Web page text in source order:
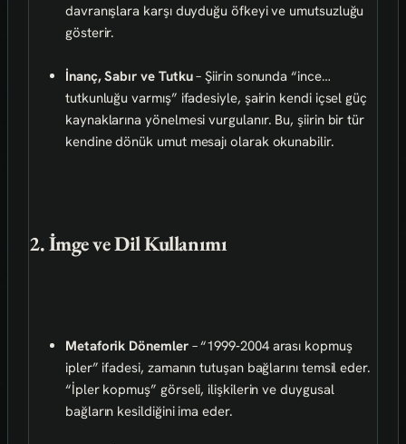
davranışlara karşı duyduğu öfkeyi ve umutsuzluğu
gösterir.
İnanç, Sabır ve Tutku– Şiirin sonunda “ince…
tutkunluğu varmış” ifadesiyle, şairin kendi içsel güç
kaynaklarına yönelmesi vurgulanır. Bu, şiirin bir tür
kendine dönük umut mesajı olarak okunabilir.
2. İmge ve Dil Kullanımı
Metaforik Dönemler– “1999‑2004 arası kopmuş
ipler” ifadesi, zamanın tutuşan bağlarını temsil eder.
“İpler kopmuş” görseli, ilişkilerin ve duygusal
bağların kesildiğini ima eder.